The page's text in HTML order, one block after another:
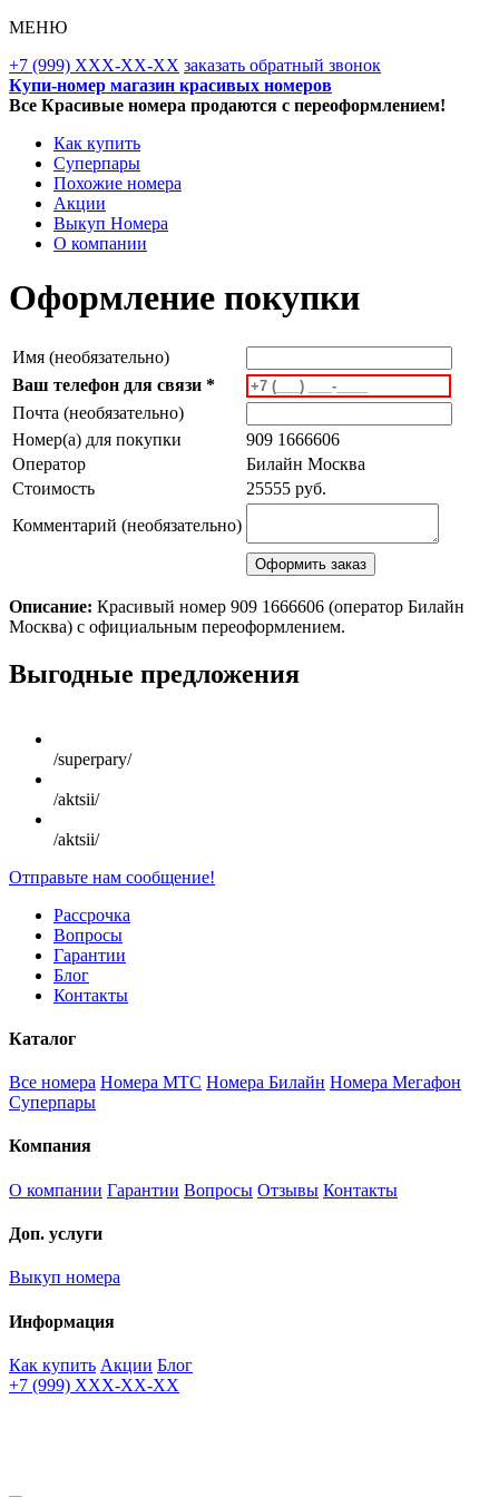
МЕНЮ
+7 (999) XXX-XX-XX заказать обратный звонок
Купи-номер магазин красивых номеров
Все Красивые номера продаются с переоформлением!
Как купить
Суперпары
Похожие номера
Акции
Выкуп Номера
О компании
Оформление покупки
Имя (необязательно)
Ваш телефон для связи *
Почта (необязательно)
Номер(а) для покупки
909 1666606
Оператор
Билайн Москва
Стоимость
25555 руб.
Комментарий (необязательно)
Описание: Красивый номер 909 1666606 (оператор Билайн
Москва) с официальным переоформлением.
Scroll
Up
Выгодные предложения
/superpary/
/aktsii/
/aktsii/
Отправьте нам сообщение!
Рассрочка
Вопросы
Гарантии
Блог
Контакты
Каталог
Все номера Номера МТС Номера Билайн Номера Мегафон
Суперпары
Компания
О компании Гарантии Вопросы Отзывы Контакты
Доп. услуги
Выкуп номера
Информация
Как купить Акции Блог
+7 (999) XXX-XX-XX